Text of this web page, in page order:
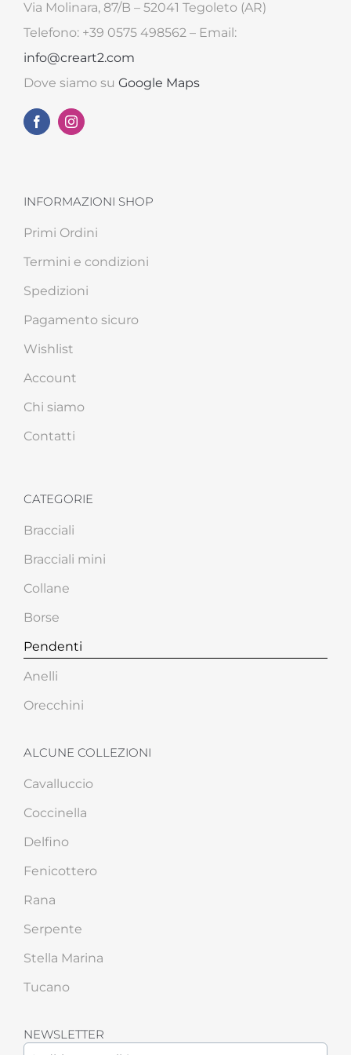
Via Molinara, 87/B – 52041 Tegoleto (AR)
Telefono: +39 0575 498562 – Email:
info@creart2.com
Dove siamo su Google Maps
INFORMAZIONI SHOP
Primi Ordini
Termini e condizioni
Spedizioni
Pagamento sicuro
Wishlist
Account
Chi siamo
Contatti
CATEGORIE
Bracciali
Bracciali mini
Collane
Borse
Pendenti
Anelli
Orecchini
ALCUNE COLLEZIONI
Cavalluccio
Coccinella
Delfino
Fenicottero
Rana
Serpente
Stella Marina
Tucano
NEWSLETTER